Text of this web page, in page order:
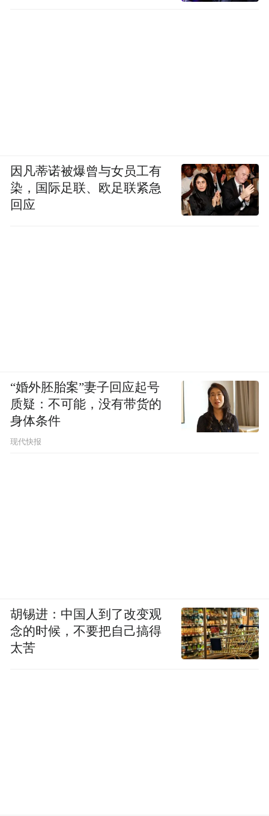
因凡蒂诺被爆曾与女员工有
染，国际足联、欧足联紧急
回应
“婚外胚胎案”妻子回应起号
质疑：不可能，没有带货的
身体条件
现代快报
胡锡进：中国人到了改变观
念的时候，不要把自己搞得
太苦